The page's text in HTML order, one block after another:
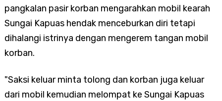
pangkalan pasir korban mengarahkan mobil kearah
Sungai Kapuas hendak menceburkan diri tetapi
dihalangi istrinya dengan mengerem tangan mobil
korban.
"Saksi keluar minta tolong dan korban juga keluar
dari mobil kemudian melompat ke Sungai Kapuas